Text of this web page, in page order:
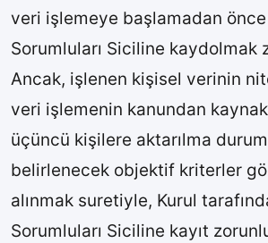
veri işlemeye başlamadan
Sorumluları Siciline kaydolmak
Ancak, işlenen kişisel verinin
veri işlemenin kanundan
üçüncü kişilere aktarılma
belirlenecek objektif kriterler
alınmak suretiyle, Kurul
Sorumluları Siciline kayıt